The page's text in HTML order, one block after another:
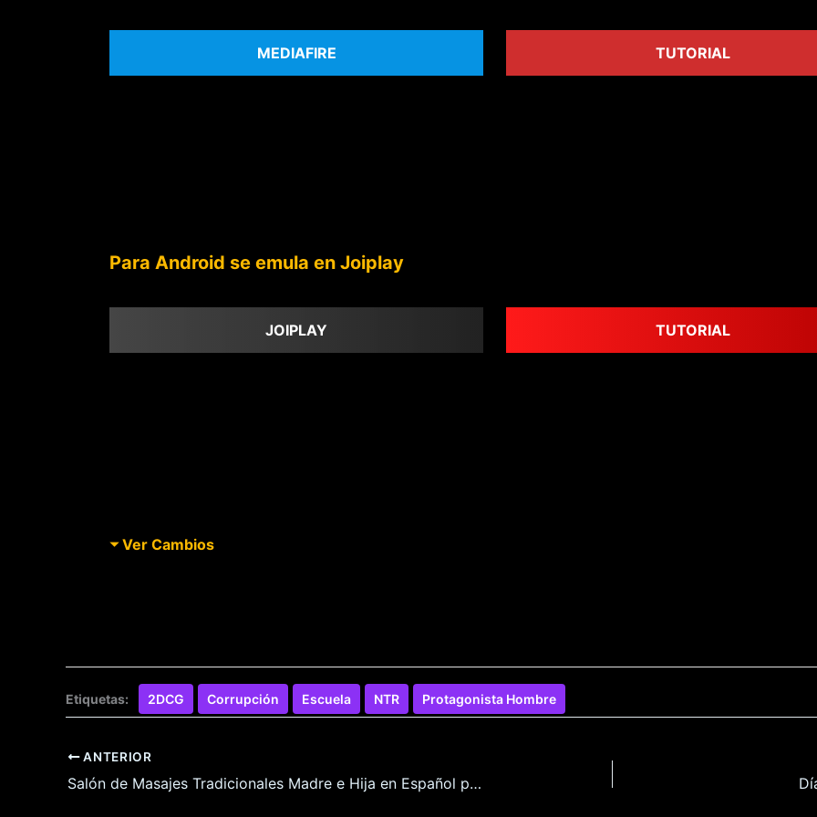
MEDIAFIRE TUTORIAL
Para Android se emula en Joiplay
JOIPLAY TUTORIAL
Ver Cambios
Etiquetas: 2DCG Corrupción Escuela NTR Protagonista Hombre
ANTERIOR
Salón de Masajes Tradicionales Madre e Hija en Español para Pc